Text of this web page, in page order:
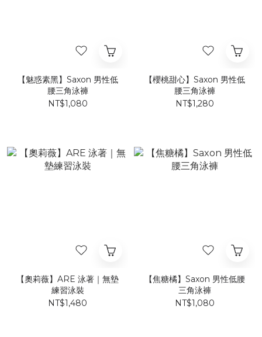
【魅惑素黑】Saxon 男性低
腰三角泳褲
NT$1,080
【櫻桃甜心】Saxon 男性低
腰三角泳褲
NT$1,280
【奧莉薇】ARE 泳著｜無墊
練習泳裝
NT$1,480
【焦糖橘】Saxon 男性低腰
三角泳褲
NT$1,080